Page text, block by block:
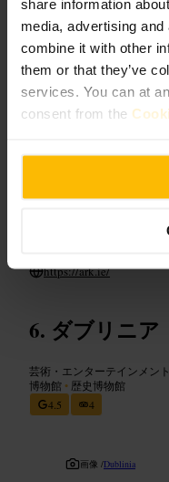
share information
media, advertising
combine it with other
them or that they’ve
services. You can at
consent from the
期待できること
子ども向け企画が多めの
クショップがあります。
す。スタッフは子ども対
過ごせる雰囲気です。展
ご来館の計画
公式サイトや施設に連絡
行くと安心です。テンプ
です。混雑する週末は早
https://ark.ie/
ダブリニア
芸術・エンターテインメント
博物館 • 歴史博物館
4.5
4
画像 /Dublinia